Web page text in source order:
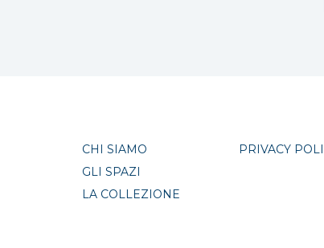
CHI SIAMO
GLI SPAZI
LA COLLEZIONE
PRIVACY